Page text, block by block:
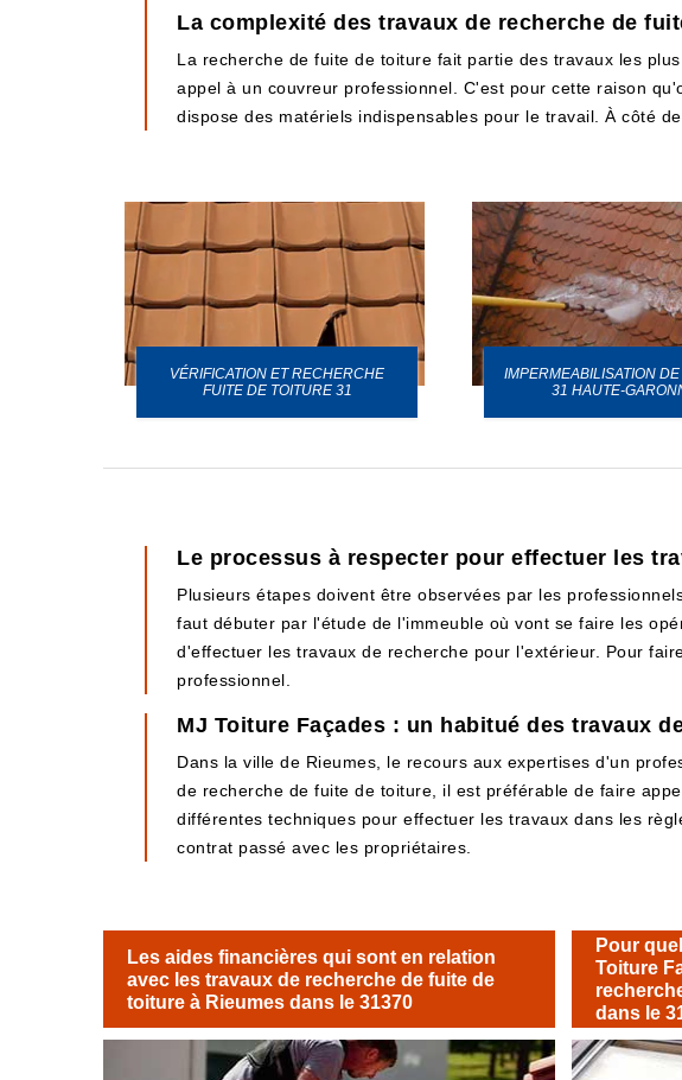
La complexité des travaux de recherche de
La recherche de fuite de toiture fait partie des travaux les
appel à un couvreur professionnel. C'est pour cette raison
dispose des matériels indispensables pour le travail. À côté
VÉRIFICATION ET RECHERCHE
FUITE DE TOITURE 31
IMPERMEABILISATION
31 HAUTE-
Le processus à respecter pour effectuer les
Plusieurs étapes doivent être observées par les
faut débuter par l'étude de l'immeuble où vont se faire les
d'effectuer les travaux de recherche pour l'extérieur. Pour
professionnel.
MJ Toiture Façades : un habitué des travaux
Dans la ville de Rieumes, le recours aux expertises d'un
de recherche de fuite de toiture, il est préférable de faire
différentes techniques pour effectuer les travaux dans les
contrat passé avec les propriétaires.
Les aides financières qui sont en relation
avec les travaux de recherche de fuite de
toiture à Rieumes dans le 31370
Pour
Toiture
dans le